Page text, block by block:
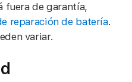
fuera de garantía,
reparación de batería.
variar.